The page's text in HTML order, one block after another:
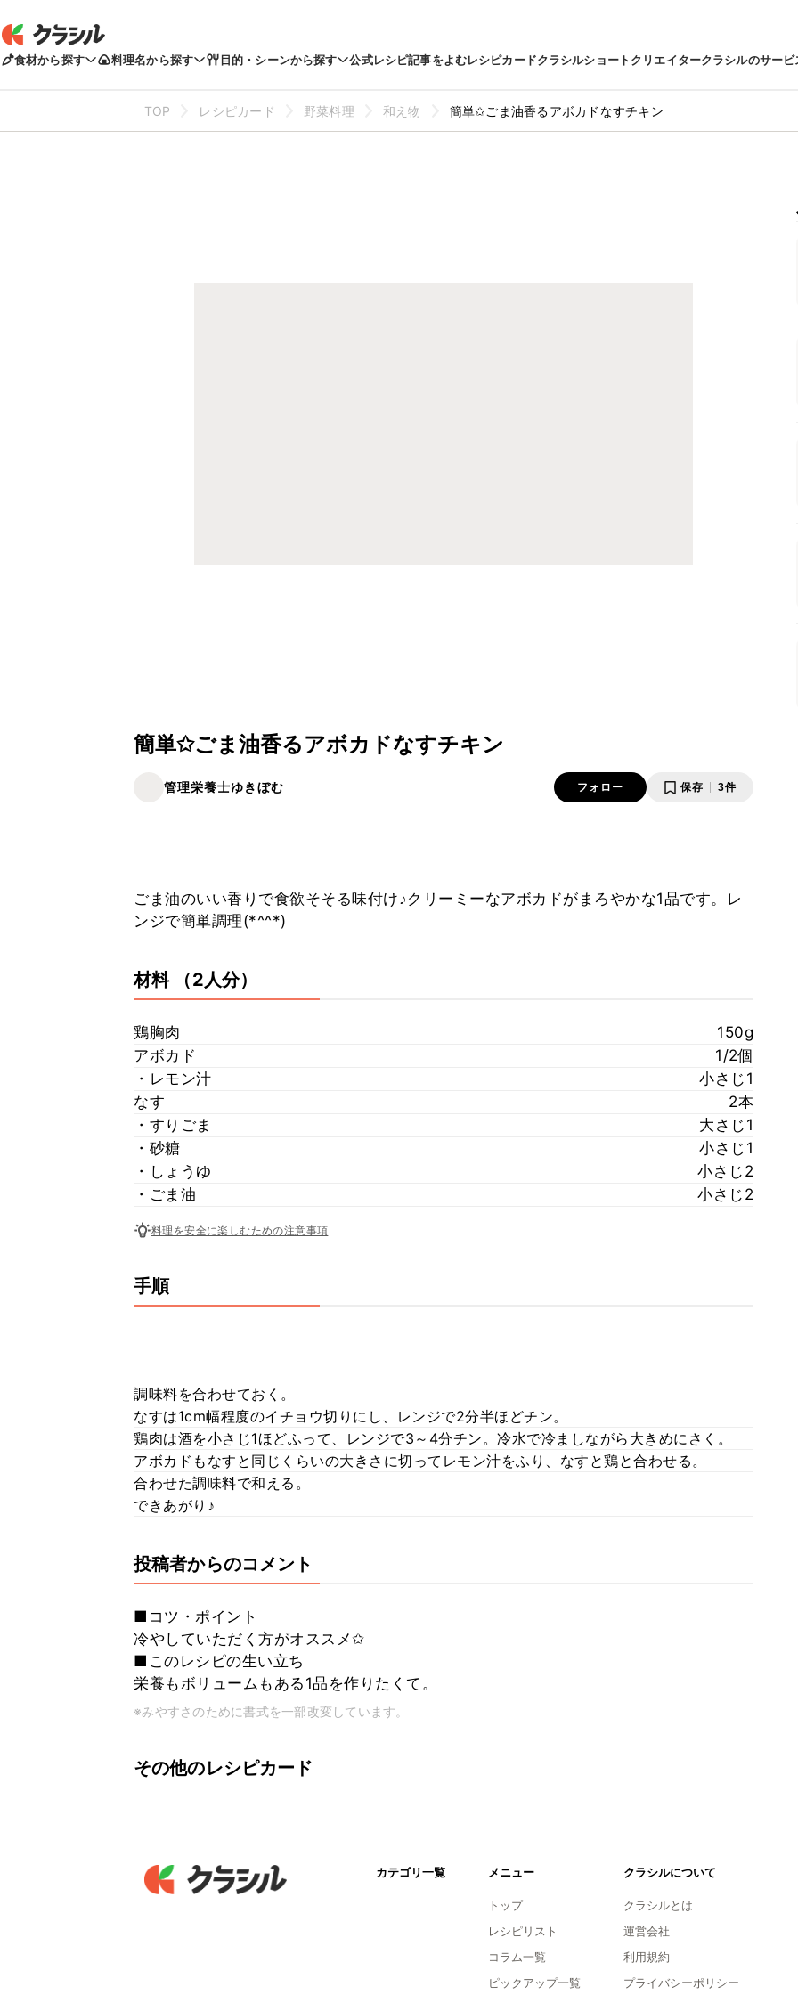
食材から探す 料理名から探す 目的・シーンから探す 公式レシピ記事をよむレシピカードクラシルショートクリエイタークラシルのサービ
TOP レシピカード 野菜料理 和え物 簡単✩ごま油香るアボカドなすチキン
簡単✩ごま油香るアボカドなすチキン
管理栄養士ゆきぼむ フォロー 保存 3件
ごま油のいい香りで食欲そそる味付け♪クリーミーなアボカドがまろやかな1品です。レ
ンジで簡単調理(*^^*)
材料 （2人分）
鶏胸肉
150g
アボカド
1/2個
・レモン汁
小さじ1
なす
2本
・すりごま
大さじ1
・砂糖
小さじ1
・しょうゆ
小さじ2
・ごま油
小さじ2
料理を安全に楽しむための注意事項
手順
調味料を合わせておく。
なすは1cm幅程度のイチョウ切りにし、レンジで2分半ほどチン。
鶏肉は酒を小さじ1ほどふって、レンジで3～4分チン。冷水で冷ましながら大きめにさく。
アボカドもなすと同じくらいの大きさに切ってレモン汁をふり、なすと鶏と合わせる。
合わせた調味料で和える。
できあがり♪
投稿者からのコメント
■コツ・ポイント
冷やしていただく方がオススメ✩
■このレシピの生い立ち
栄養もボリュームもある1品を作りたくて。
※みやすさのために書式を一部改変しています。
その他のレシピカード
カテゴリ一覧 メニュー
トップ
レシピリスト
コラム一覧
ピックアップ一覧
クラシルについて
クラシルとは
運営会社
利用規約
プライバシーポリシー